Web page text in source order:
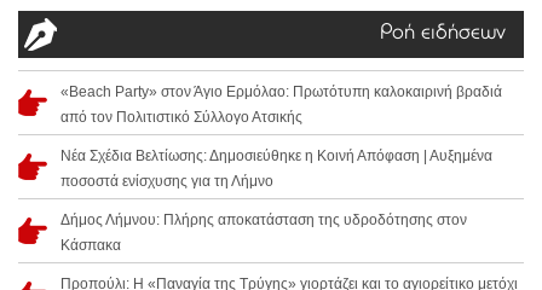
Ροή ειδήσεων
«Beach Party» στον Άγιο Ερμόλαο: Πρωτότυπη καλοκαιρινή βραδιά
από τον Πολιτιστικό Σύλλογο Ατσικής
Νέα Σχέδια Βελτίωσης: Δημοσιεύθηκε η Κοινή Απόφαση | Αυξημένα
ποσοστά ενίσχυσης για τη Λήμνο
Δήμος Λήμνου: Πλήρης αποκατάσταση της υδροδότησης στον
Κάσπακα
Προπούλι: Η «Παναγία της Τρύγης» γιορτάζει και το αγιορείτικο μετόχι